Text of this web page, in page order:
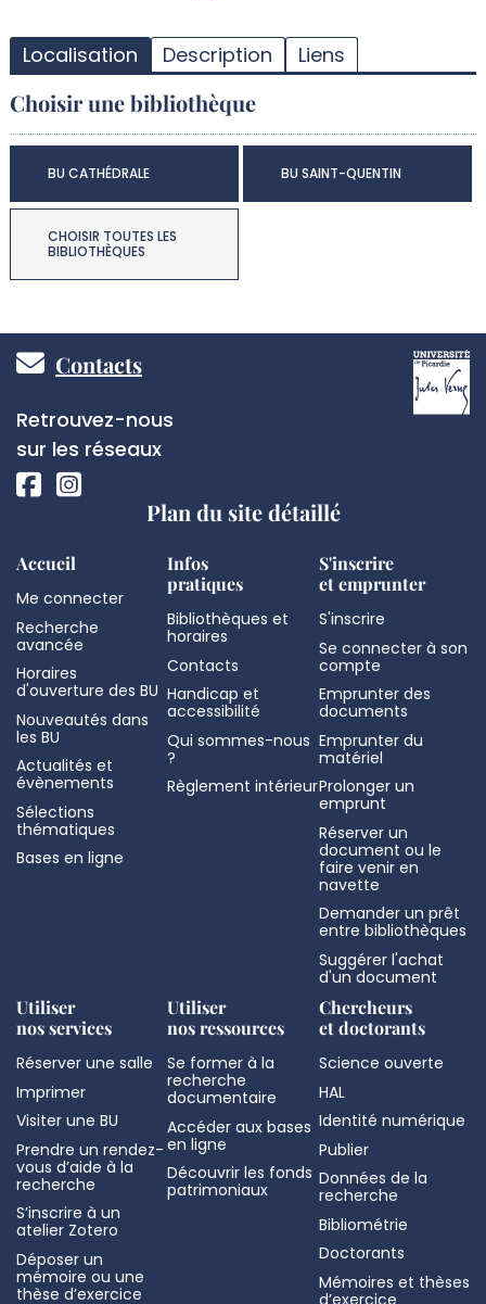
Localisation Description Liens
Choisir une bibliothèque
BU CATHÉDRALE BU SAINT-QUENTIN
CHOISIR TOUTES LES
BIBLIOTHÈQUES
Pied
de
page
Contacts
Réseaux
sociaux
Retrouvez-nous
sur les réseaux
Plan du site détaillé
Accueil
Me connecter
Recherche
avancée
Horaires
d'ouverture des BU
Nouveautés dans
les BU
Actualités et
évènements
Sélections
thématiques
Bases en ligne
Infos
pratiques
Bibliothèques et
horaires
Contacts
Handicap et
accessibilité
Qui sommes-nous
?
Règlement intérieur
S'inscrire
et emprunter
S'inscrire
Se connecter à son
compte
Emprunter des
documents
Emprunter du
matériel
Prolonger un
emprunt
Réserver un
document ou le
faire venir en
navette
Demander un prêt
entre bibliothèques
Suggérer l'achat
d'un document
Utiliser
nos services
Réserver une salle
Imprimer
Visiter une BU
Prendre un rendez-
vous d’aide à la
recherche
S’inscrire à un
atelier Zotero
Déposer un
mémoire ou une
thèse d’exercice
Utiliser
nos ressources
Se former à la
recherche
documentaire
Accéder aux bases
en ligne
Découvrir les fonds
patrimoniaux
Chercheurs
et doctorants
Science ouverte
HAL
Identité numérique
Publier
Données de la
recherche
Bibliométrie
Doctorants
Mémoires et thèses
d’exercice